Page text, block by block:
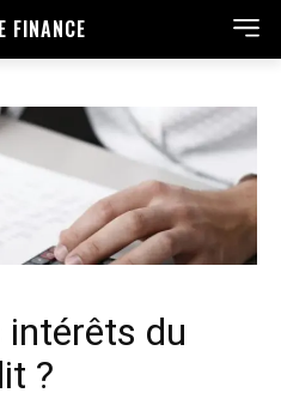
FINANCE
intérêts du
?